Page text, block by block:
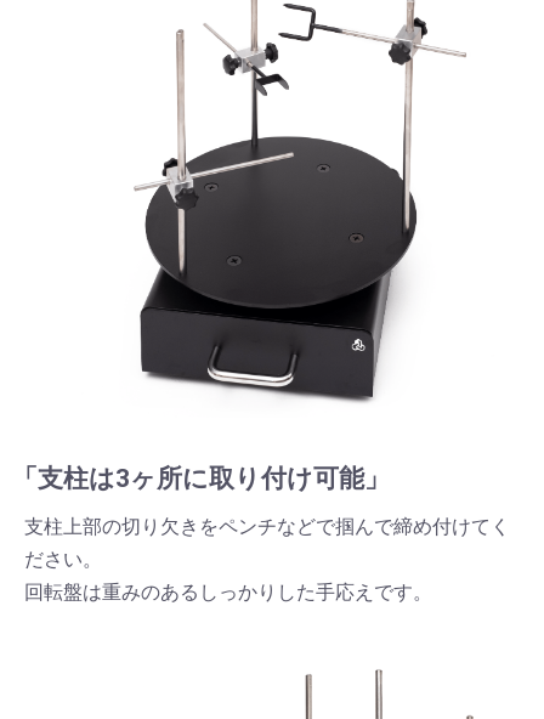
「支柱は3ヶ所に取り付け可能」
支柱上部の切り欠きをペンチなどで掴んで締め付けてく
ださい。
回転盤は重みのあるしっかりした手応えです。